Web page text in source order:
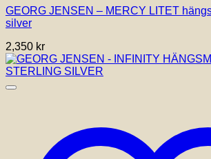
GEORG JENSEN – MERCY LITET
silver
2,350 kr